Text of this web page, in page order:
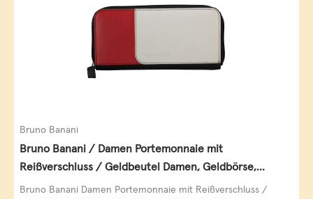
Bruno Banani
Bruno Banani / Damen Portemonnaie mit
Reißverschluss / Geldbeutel Damen, Geldbörse,
Querformat, echt Leder, black/white/red
Bruno Banani Damen Portemonnaie mit Reißverschluss /